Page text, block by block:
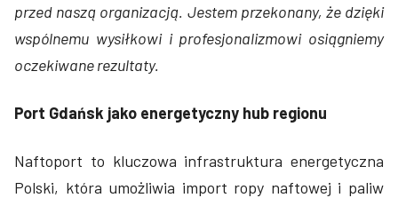
przed naszą organizacją. Jestem przekonany, że dzięki
wspólnemu wysiłkowi i profesjonalizmowi osiągniemy
oczekiwane rezultaty.
Port Gdańsk jako energetyczny hub regionu
Naftoport to kluczowa infrastruktura energetyczna
Polski, która umożliwia import ropy naftowej i paliw